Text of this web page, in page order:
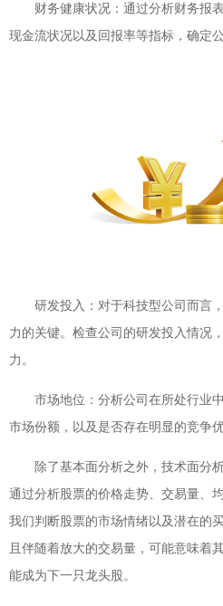
财务健康状况：通过分析财务报
现金流状况以及回报率等指标，确定
研发投入：对于科技型公司而言
力的关键。检查公司的研发投入情况
力。
市场地位：分析公司在所处行业
市场份额，以及是否存在明显的竞争优
除了基本面分析之外，技术面分
通过分析股票的价格走势、交易量、
我们判断股票的市场情绪以及潜在的
且伴随着放大的交易量，可能意味着
能成为下一只龙头股。